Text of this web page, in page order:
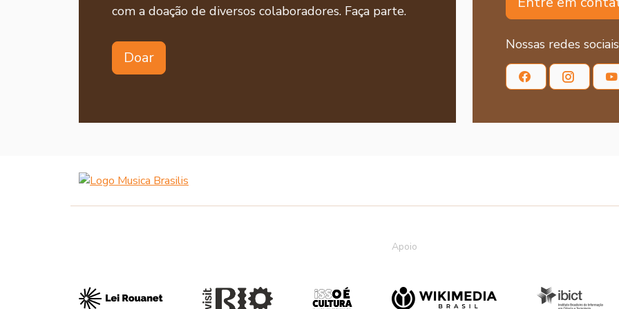
com a doação de diversos colaboradores. Faça parte.
Doar
Nossas redes sociais
Apoio